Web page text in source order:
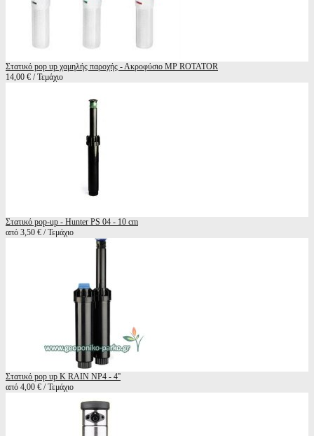
Στατικό pop up χαμηλής παροχής - Ακροφύσιο MP ROTATOR
14,00 € / Τεμάχιο
Στατικό pop-up - Hunter PS 04 - 10 cm
από 3,50 € / Τεμάχιο
Στατικό pop up K RAIN NP4 - 4''
από 4,00 € / Τεμάχιο